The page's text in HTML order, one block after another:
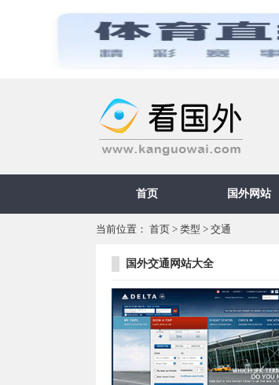
首页 国外网站
当前位置： 首页 > 类型 > 交通
国外交通网站大全